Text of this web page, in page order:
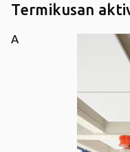
Termikusan
A